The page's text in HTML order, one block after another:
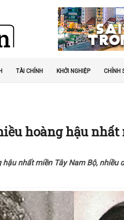
TÀI CHÍNH KHỞI NGHIỆP CHÍNH
hoàng hậu nhất
nhất miền Tây Nam Bộ, nhiều